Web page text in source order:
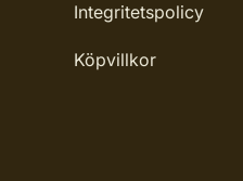
Integritetspolicy
Köpvillkor